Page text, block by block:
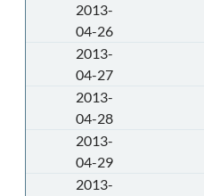
2013-
04-26
2013-
04-27
2013-
04-28
2013-
04-29
2013-